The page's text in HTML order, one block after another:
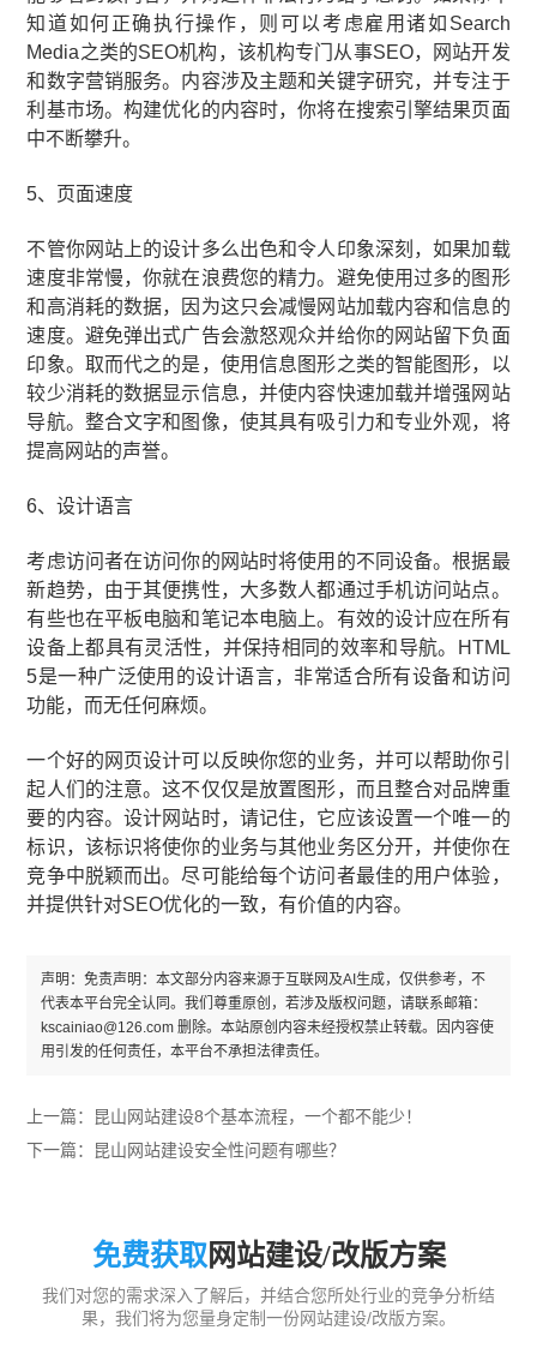
知道如何正确执行操作，则可以考虑雇用诸如Search
Media之类的SEO机构，该机构专门从事SEO，网站开发
和数字营销服务。内容涉及主题和关键字研究，并专注于
利基市场。构建优化的内容时，你将在搜索引擎结果页面
中不断攀升。
5、页面速度
不管你网站上的设计多么出色和令人印象深刻，如果加载
速度非常慢，你就在浪费您的精力。避免使用过多的图形
和高消耗的数据，因为这只会减慢网站加载内容和信息的
速度。避免弹出式广告会激怒观众并给你的网站留下负面
印象。取而代之的是，使用信息图形之类的智能图形，以
较少消耗的数据显示信息，并使内容快速加载并增强网站
导航。整合文字和图像，使其具有吸引力和专业外观，将
提高网站的声誉。
6、设计语言
考虑访问者在访问你的网站时将使用的不同设备。根据最
新趋势，由于其便携性，大多数人都通过手机访问站点。
有些也在平板电脑和笔记本电脑上。有效的设计应在所有
设备上都具有灵活性，并保持相同的效率和导航。HTML
5是一种广泛使用的设计语言，非常适合所有设备和访问
功能，而无任何麻烦。
一个好的网页设计可以反映你您的业务，并可以帮助你引
起人们的注意。这不仅仅是放置图形，而且整合对品牌重
要的内容。设计网站时，请记住，它应该设置一个唯一的
标识，该标识将使你的业务与其他业务区分开，并使你在
竞争中脱颖而出。尽可能给每个访问者最佳的用户体验，
并提供针对SEO优化的一致，有价值的内容。
声明：免责声明：本文部分内容来源于互联网及AI生成，仅供参考，不
代表本平台完全认同。我们尊重原创，若涉及版权问题，请联系邮箱：
kscainiao@126.com 删除。本站原创内容未经授权禁止转载。因内容使
用引发的任何责任，本平台不承担法律责任。
上一篇： 昆山网站建设8个基本流程，一个都不能少！
下一篇： 昆山网站建设安全性问题有哪些？
免费获取网站建设/改版方案
我们对您的需求深入了解后，并结合您所处行业的竞争分析结
果，我们将为您量身定制一份网站建设/改版方案。